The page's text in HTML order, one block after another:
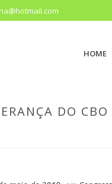
HOME
DO CBO